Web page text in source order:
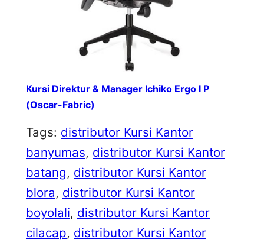
Kursi Direktur & Manager Ichiko Ergo I P
(Oscar-Fabric)
Tags: distributor Kursi Kantor
banyumas, distributor Kursi Kantor
batang, distributor Kursi Kantor
blora, distributor Kursi Kantor
boyolali, distributor Kursi Kantor
cilacap, distributor Kursi Kantor